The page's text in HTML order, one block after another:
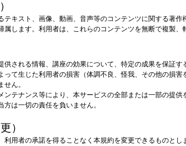
テキスト、画像、動画、音声等のコンテンツに関する著
属します。利用者は、これらのコンテンツを無断で複製、
供される情報、講座の効果について、特定の成果を保証す
って生じた利用者の損害（体調不良、怪我、その他の損
ん。
ンテナンス等により、本サービスの全部または一部の提
は一切の責任を負いません。
）
利用者の承諾を得ることなく本規約を変更できるものと